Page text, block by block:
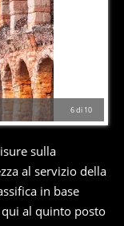
6di 10
sulla
al servizio della
in base
al quinto posto